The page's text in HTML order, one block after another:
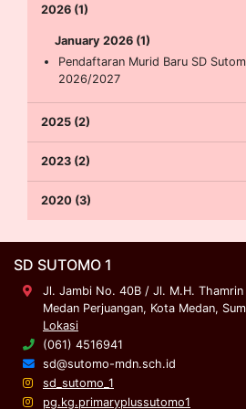
2026 (1)
January 2026 (1)
Pendaftaran Murid Baru SD
2026/2027
2025 (2)
2023 (2)
2020 (3)
SD SUTOMO 1
Jl. Jambi No. 40B / Jl. M.H. Thamrin
Medan Perjuangan, Kota Medan,
Lokasi
(061) 4516941
sd@sutomo-mdn.sch.id
sd_sutomo_1
pg.kg.primaryplussutomo1